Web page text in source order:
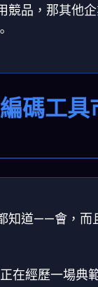
競品，那其他
碼工具
知道——會，而
在經歷一場典